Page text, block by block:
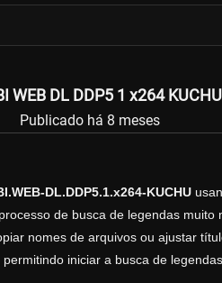
DL DDP5 1 x264
Publicado há 8 meses
DL.DDP5.1.x264-KUCHU
de busca de legendas
nomes de arquivos ou ajustar
iniciar a busca de